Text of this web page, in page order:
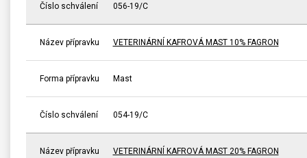
Číslo schválení 056-19/C
Název přípravku VETERINÁRNÍ KAFROVÁ MAST 10% FAGRON
Forma přípravku Mast
Číslo schválení 054-19/C
Název přípravku VETERINÁRNÍ KAFROVÁ MAST 20% FAGRON